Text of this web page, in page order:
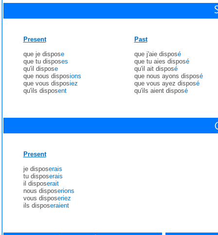
Present
que je dispose
que tu disposes
qu'il dispose
que nous disposions
que vous disposiez
qu'ils disposent
Past
que j'aie disposé
que tu aies disposé
qu'il ait disposé
que nous ayons disposé
que vous ayez disposé
qu'ils aient disposé
Present
je disposerais
tu disposerais
il disposerait
nous disposerions
vous disposeriez
ils disposeraient